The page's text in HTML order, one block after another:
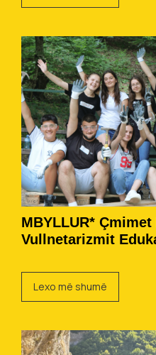
MBYLLUR*
Vullnetarizmit
Lexo më shumë